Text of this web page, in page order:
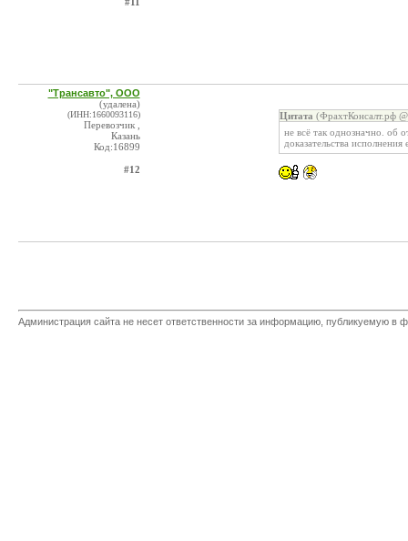
"Трансавто", ООО
(удалена)
(ИНН:1660093116)
Перевозчик ,
Казань
Код:16899
#12
Цитата (ФрахтКонсалт.рф
не всё так однозначно. об
доказательства
Администрация сайта не несет ответственности за информацию, публикуемую